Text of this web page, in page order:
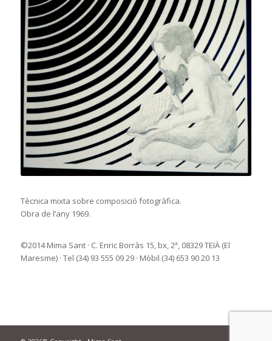
Tècnica mixta sobre composició fotogràfica.
Obra de l’any 1969.
©2014 Mima Sant · C. Enric Borràs 15, bx, 2ª, 08329 TEIÀ (El
Maresme) · Tel (34) 93 555 09 29 · Mòbil (34) 653 90 20 13